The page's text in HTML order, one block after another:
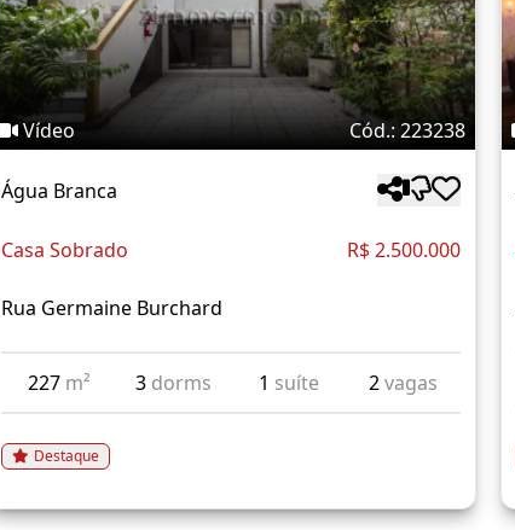
Vídeo Cód.: 223238
Água Branca
Casa Sobrado R$ 2.500.000
Rua Germaine Burchard
227 m² 3 dorms 1 suíte 2vagas
Destaque